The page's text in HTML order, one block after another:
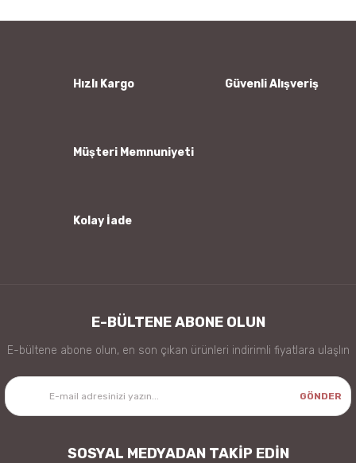
Ürün bilgilerinde hatalar bulunuyor.
Hızlı Kargo Güvenli Alışveriş
Müşteri Memnuniyeti
Kolay İade
E-BÜLTENE ABONE OLUN
E-bültene abone olun, en son çıkan ürünleri indirimli fiyatlara ulaşlın
GÖNDER
SOSYAL MEDYADAN TAKİP EDİN